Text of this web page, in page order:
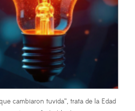
cambiaron tuvida”, trata de la Edad